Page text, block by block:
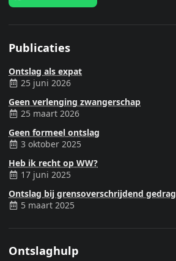
Publicaties
Ontslag als expat
25 juni 2026
Geen verlenging zwangerschap
25 maart 2026
Geen formeel ontslag
3 oktober 2025
Heb ik recht op WW?
17 juni 2025
Ontslag bij grensoverschrijdend gedrag
5 maart 2025
Ontslaghulp